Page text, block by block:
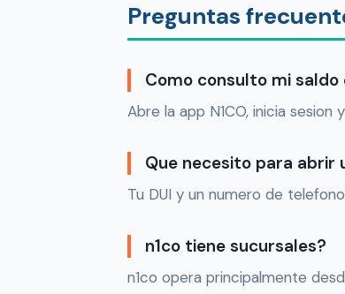
Preguntas
Como consulto mi saldo
Abre la app N1CO, inicia
Que necesito para abrir
Tu DUI y un numero de
n1co tiene sucursales?
n1co opera principalmente